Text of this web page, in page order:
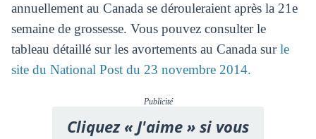
annuellement au Canada se dérouleraient après la 21e
semaine de grossesse. Vous pouvez consulter le
tableau détaillé sur les avortements au Canada surle
site du National Post du 23 novembre 2014.
Publicité
Cliquez « J'aime » si vous